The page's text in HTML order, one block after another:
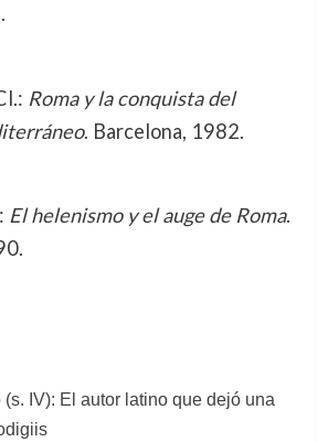
Roma y la conquista del
. Barcelona, 1982.
El helenismo y el auge de Roma.
IV): El autor latino que dejó una